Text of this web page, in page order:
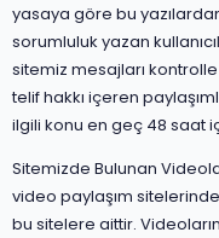
yasaya göre bu
sorumluluk yazan
sitemiz mesajları
telif hakkı içeren
ilgili konu en geç 48 saat
Sitemizde Bulunan
video paylaşım
bu sitelere aittir.